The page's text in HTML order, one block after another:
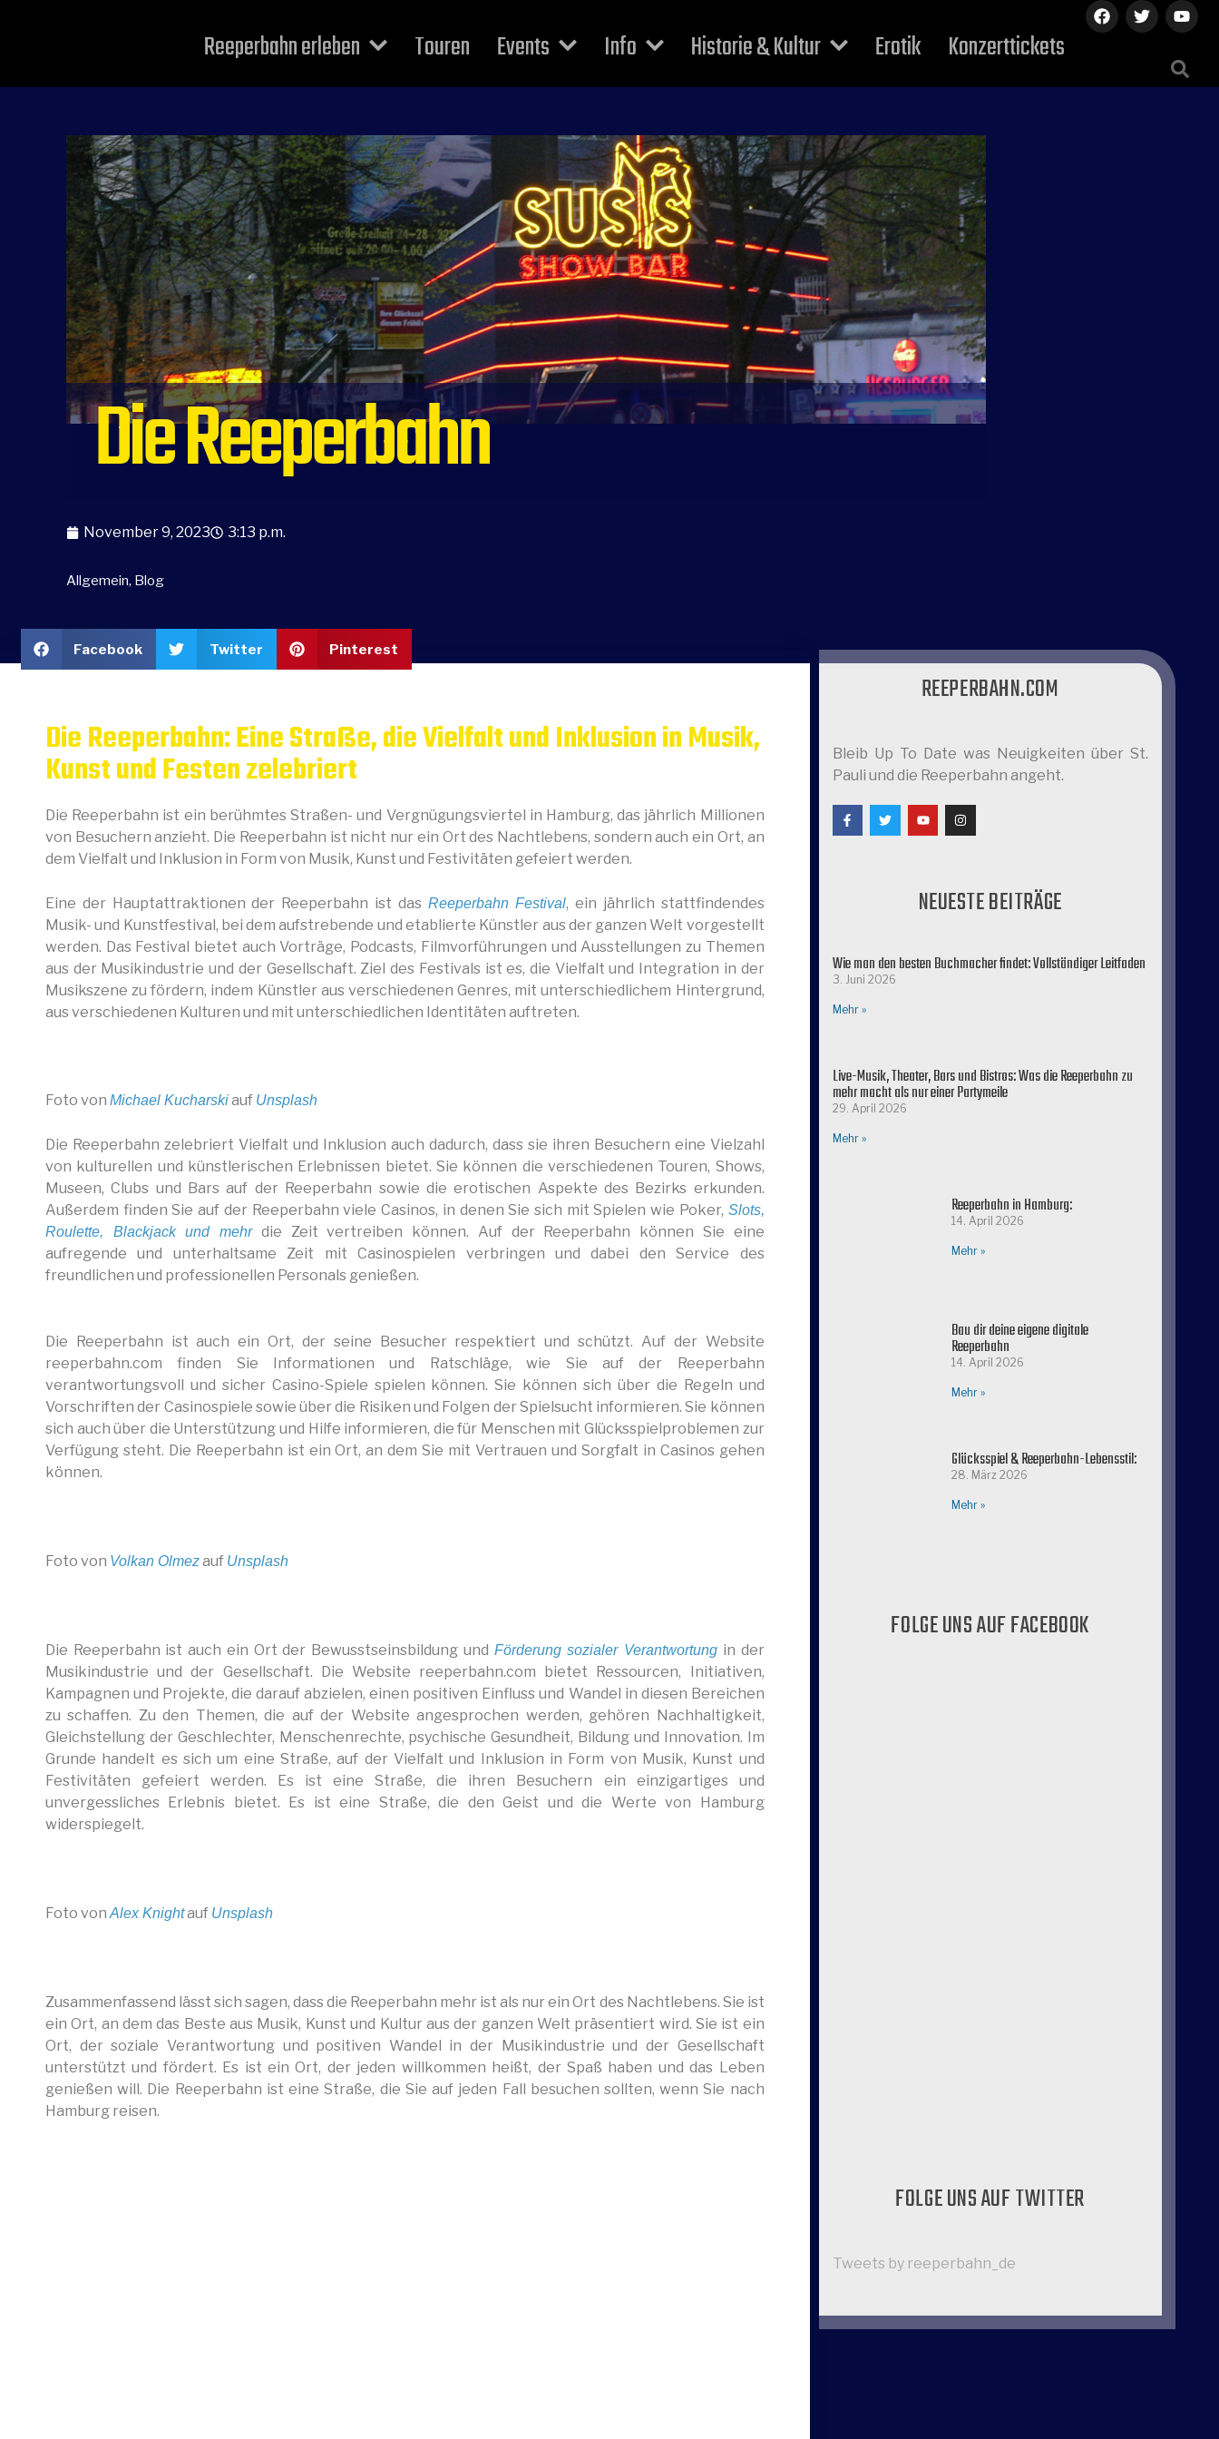
Reeperbahn erleben Touren Events Info Historie & Kultur Erotik Konzerttickets
Die Reeperbahn
November 9, 2023 3:13 p.m.
Allgemein, Blog
Facebook Twitter Pinterest
Die Reeperbahn: Eine Straße, die Vielfalt und Inklusion in Musik,
Kunst und Festen zelebriert
Die Reeperbahn ist ein berühmtes Straßen- und Vergnügungsviertel in Hamburg, das jährlich Millionen
von Besuchern anzieht. Die Reeperbahn ist nicht nur ein Ort des Nachtlebens, sondern auch ein Ort, an
dem Vielfalt und Inklusion in Form von Musik, Kunst und Festivitäten gefeiert werden.
Eine der Hauptattraktionen der Reeperbahn ist das Reeperbahn Festival, ein jährlich stattfindendes
Musik- und Kunstfestival, bei dem aufstrebende und etablierte Künstler aus der ganzen Welt vorgestellt
werden. Das Festival bietet auch Vorträge, Podcasts, Filmvorführungen und Ausstellungen zu Themen
aus der Musikindustrie und der Gesellschaft. Ziel des Festivals ist es, die Vielfalt und Integration in der
Musikszene zu fördern, indem Künstler aus verschiedenen Genres, mit unterschiedlichem Hintergrund,
aus verschiedenen Kulturen und mit unterschiedlichen Identitäten auftreten.
Foto von Michael Kucharskiauf Unsplash
Die Reeperbahn zelebriert Vielfalt und Inklusion auch dadurch, dass sie ihren Besuchern eine Vielzahl
von kulturellen und künstlerischen Erlebnissen bietet. Sie können die verschiedenen Touren, Shows,
Museen, Clubs und Bars auf der Reeperbahn sowie die erotischen Aspekte des Bezirks erkunden.
Außerdem finden Sie auf der Reeperbahn viele Casinos, in denen Sie sich mit Spielen wie Poker, Slots,
Roulette, Blackjack und mehrdie Zeit vertreiben können. Auf der Reeperbahn können Sie eine
aufregende und unterhaltsame Zeit mit Casinospielen verbringen und dabei den Service des
freundlichen und professionellen Personals genießen.
Die Reeperbahn ist auch ein Ort, der seine Besucher respektiert und schützt. Auf der Website
reeperbahn.com finden Sie Informationen und Ratschläge, wie Sie auf der Reeperbahn
verantwortungsvoll und sicher Casino-Spiele spielen können. Sie können sich über die Regeln und
Vorschriften der Casinospiele sowie über die Risiken und Folgen der Spielsucht informieren. Sie können
sich auch über die Unterstützung und Hilfe informieren, die für Menschen mit Glücksspielproblemen zur
Verfügung steht. Die Reeperbahn ist ein Ort, an dem Sie mit Vertrauen und Sorgfalt in Casinos gehen
können.
Foto von Volkan Olmezauf Unsplash
Die Reeperbahn ist auch ein Ort der Bewusstseinsbildung und Förderung sozialer Verantwortung in der
Musikindustrie und der Gesellschaft. Die Website reeperbahn.com bietet Ressourcen, Initiativen,
Kampagnen und Projekte, die darauf abzielen, einen positiven Einfluss und Wandel in diesen Bereichen
zu schaffen. Zu den Themen, die auf der Website angesprochen werden, gehören Nachhaltigkeit,
Gleichstellung der Geschlechter, Menschenrechte, psychische Gesundheit, Bildung und Innovation. Im
Grunde handelt es sich um eine Straße, auf der Vielfalt und Inklusion in Form von Musik, Kunst und
Festivitäten gefeiert werden. Es ist eine Straße, die ihren Besuchern ein einzigartiges und
unvergessliches Erlebnis bietet. Es ist eine Straße, die den Geist und die Werte von Hamburg
widerspiegelt.
Foto vonAlex Knightauf Unsplash
Zusammenfassend lässt sich sagen, dass die Reeperbahn mehr ist als nur ein Ort des Nachtlebens. Sie ist
ein Ort, an dem das Beste aus Musik, Kunst und Kultur aus der ganzen Welt präsentiert wird. Sie ist ein
Ort, der soziale Verantwortung und positiven Wandel in der Musikindustrie und der Gesellschaft
unterstützt und fördert. Es ist ein Ort, der jeden willkommen heißt, der Spaß haben und das Leben
genießen will. Die Reeperbahn ist eine Straße, die Sie auf jeden Fall besuchen sollten, wenn Sie nach
Hamburg reisen.
REEPERBAHN.COM
Bleib Up To Date was Neuigkeiten über St.
Pauli und die Reeperbahn angeht.
NEUESTE BEITRÄGE
Wie man den besten Buchmacher findet: Vollständiger Leitfaden
3. Juni 2026
Mehr »
Live-Musik, Theater, Bars und Bistros: Was die Reeperbahn zu
mehr macht als nur einer Partymeile
29. April 2026
Mehr »
Reeperbahn in Hamburg:
14. April 2026
Mehr »
Bau dir deine eigene digitale
Reeperbahn
14. April 2026
Mehr »
Glücksspiel & Reeperbahn-Lebensstil:
28. März 2026
Mehr »
FOLGE UNS AUF FACEBOOK
FOLGE UNS AUF TWITTER
Tweets by reeperbahn_de